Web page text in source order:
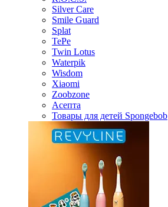
Silver Care
Smile Guard
Splat
TePe
Twin Lotus
Waterpik
Wisdom
Xiaomi
Zoobzone
Асепта
Товары для детей Spongebob